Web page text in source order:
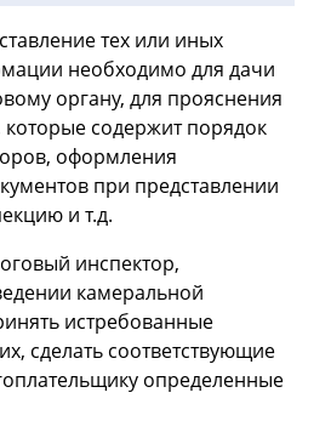
тех или иных
необходимо для дачи
органу, для прояснения
содержит порядок
оформления
при представлении
и т.д.
инспектор,
камеральной
истребованные
сделать соответствующие
определенные